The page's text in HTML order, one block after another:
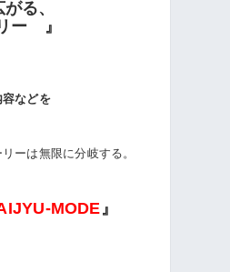
る、
ー 』
などを
ーは無限に分岐する。
MODE 』